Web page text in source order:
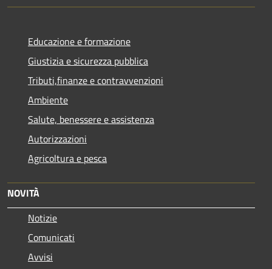
Educazione e formazione
Giustizia e sicurezza pubblica
Tributi,finanze e contravvenzioni
Ambiente
Salute, benessere e assistenza
Autorizzazioni
Agricoltura e pesca
NOVITÀ
Notizie
Comunicati
Avvisi